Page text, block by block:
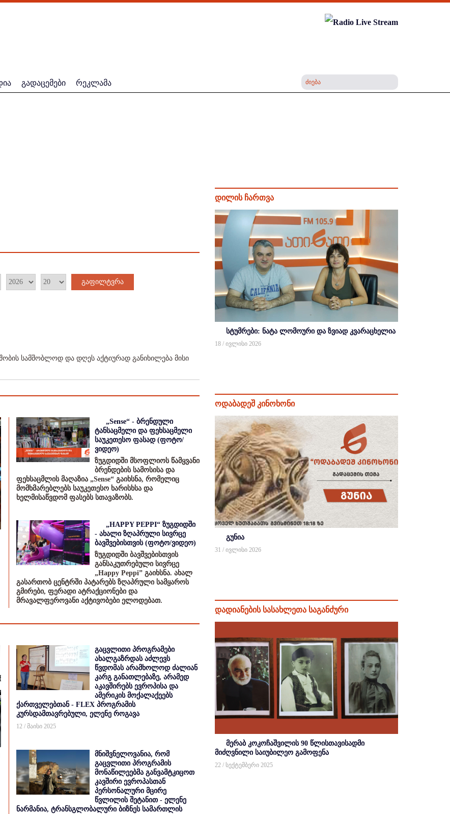
გადაცემები რეკლამა
გაფილტვრა
სამშობლოდ და დღეს აქტიურად განიხილება მისი
„Sense“ - ბრენდული
ტანსაცმელი და ფეხსაცმელი
საუკეთესო ფასად (ფოტო/
ვიდეო)
ზუგდიდში მსოფლიოს წამყვანი
ბრენდების სამოსისა და
ფეხსაცმლის მაღაზია „Sense“ გაიხსნა, რომელიც
მომხმარებლებს საუკეთესო ხარისხსა და
ხელმისაწვდომ ფასებს სთავაზობს.
„HAPPY PEPPI“ ზუგდიდში
- ახალი ზღაპრული სივრცე
ბავშვებისთვის (ფოტო/ვიდეო)
ზუგდიდში ბავშვებისთვის
განსაკუთრებული სივრცე
„Happy Peppi” გაიხსნა. ახალ
გასართობ ცენტრში პატარებს ზღაპრული სამყაროს
გმირები, ფერადი ატრაქციონები და
მრავალფეროვანი აქტივობები ელოდებათ.
გაცვლითი პროგრამები
ახალგაზრდას აძლევს
წვდომას არამხოლოდ ძალიან
კარგ განათლებაზე, არამედ
აკავშირებს ევროპისა და
ამერიკის მოქალაქეებს
ქართველებთან - FLEX პროგრამის
კურსდამთავრებული, ელენე როგავა
12 / მაისი 2025
მნიშვნელოვანია, რომ
გაცვლითი პროგრამის
მონაწილეებმა განვამტკიცოთ
კავშირი ევროპასთან
პერსონალური მცირე
წვლილის შეტანით - ელენე
ნარმანია, ტრანსგლობალური ბიზნეს სამართლის
დილის ჩართვა
სტუმრები: ნატა ლომოური და ზვიად კვარაცხელია
18 / ივლისი 2026
ოდაბადეშ კინოხონი
გუნია
31 / ივლისი 2026
დადიანების სასახლეთა საგანძური
მერაბ კოკოჩაშვილის 90 წლისთავისადმი
მიძღვნილი საიუბილეო გამოფენა
22 / სექტემბერი 2025